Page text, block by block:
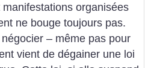
organisées
ne bouge toujours pas.
– même pas pour
vient de dégainer une loi